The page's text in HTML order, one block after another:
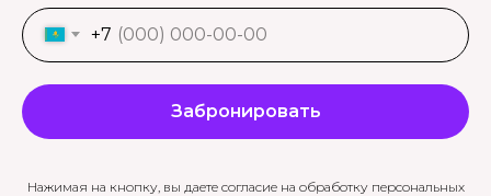
+7
Забронировать
Нажимая на кнопку, вы даете согласие на обработку персональных